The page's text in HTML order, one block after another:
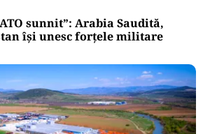
sunnit”: Arabia Saudită,
își unesc forțele militare